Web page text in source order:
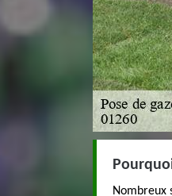
Nombreux